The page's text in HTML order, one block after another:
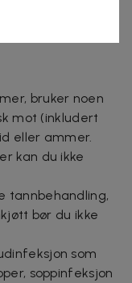
aktuelt å
bruker noen
mot (inkludert
eller ammer.
kan du ikke
tannbehandling,
bør du ikke
som
soppinfeksjon